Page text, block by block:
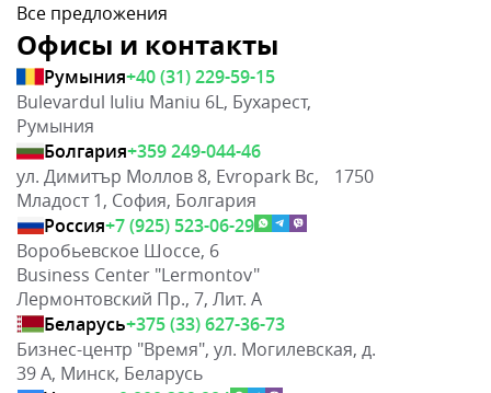
Все предложения
Офисы и контакты
Румыния+40 (31) 229-59-15
Bulevardul Iuliu Maniu 6L, Бухарест,
Румыния
Болгария+359 249-044-46
ул. Димитър Моллов 8, Evropark Bc, 1750
Младост 1, София, Болгария
Россия+7 (925) 523-06-29
Воробьевское Шоссе, 6
Business Center "Lermontov"
Лермонтовский Пр., 7, Лит. А
Беларусь+375 (33) 627-36-73
Бизнес-центр "Время", ул. Могилевская, д.
39 А, Минск, Беларусь